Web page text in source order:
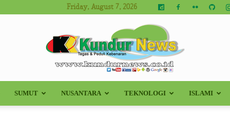
Friday, August 7, 2026
Kundur
SUMUT NUSANTARA TEKNOLOGI ISLAMI